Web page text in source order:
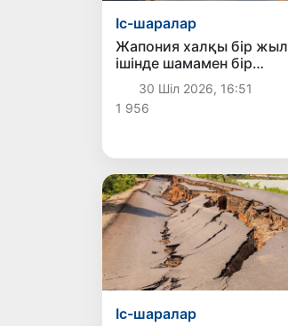
Іс-шаралар
Жапония халқы бір жыл
ішінде шамамен бір
миллион адамға азайды
30 Шіл 2026, 16:51
1 956
Іс-шаралар